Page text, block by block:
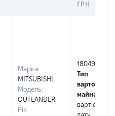
ГРН
Марка:
MITSUBISHI
Модель:
OUTLANDER
Рік
180494
Тип
вартості
майна:
вартість на
дату